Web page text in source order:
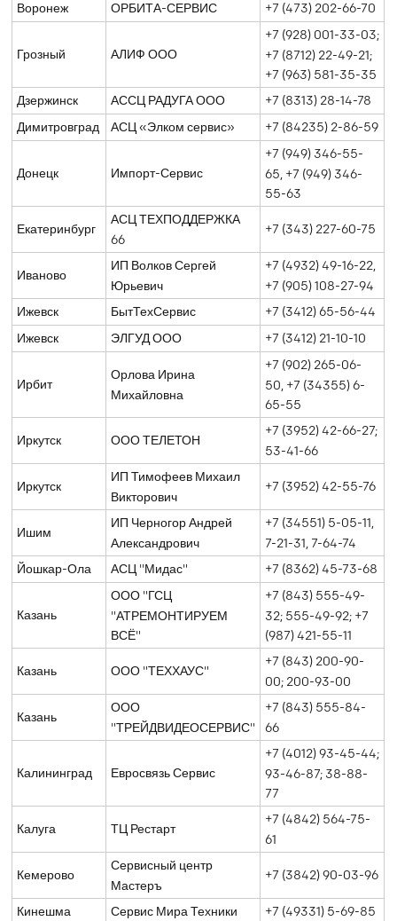
Воронеж
ОРБИТА-СЕРВИС +7 (473) 202-66-70
Грозный АЛИФ ООО
+7 (928) 001-33-03;
+7 (8712) 22-49-21;
+7 (963) 581-35-35
Дзержинск
АССЦ РАДУГА ООО
+7 (8313) 28-14-78
Димитровград
АСЦ «Элком сервис» +7 (84235) 2-86-59
Донецк Импорт-Сервис
+7 (949) 346-55-
65, +7 (949) 346-
55-63
Екатеринбург
АСЦ ТЕХПОДДЕРЖКА
66
+7 (343) 227-60-75
Иваново
ИП Волков Сергей
Юрьевич
+7 (4932) 49-16-22,
+7 (905) 108-27-94
Ижевск
БытТехСервис
+7 (3412) 65-56-44
Ижевск
ЭЛГУД ООО +7 (3412) 21-10-10
Ирбит
Орлова Ирина
Михайловна
+7 (902) 265-06-
50, +7 (34355) 6-
65-55
Иркутск ООО ТЕЛЕТОН
+7 (3952) 42-66-27;
53-41-66
Иркутск
ИП Тимофеев Михаил
Викторович
+7 (3952) 42-55-76
Ишим
ИП Черногор Андрей
Александрович
+7 (34551) 5-05-11,
7-21-31, 7-64-74
Йошкар-Ола
АСЦ "Мидас" +7 (8362) 45-73-68
Казань
ООО "ГСЦ
"АТРЕМОНТИРУЕМ
ВСЁ"
+7 (843) 555-49-
32; 555-49-92; +7
(987) 421-55-11
Казань ООО "ТЕХХАУС"
+7 (843) 200-90-
00; 200-93-00
Казань
ООО
"ТРЕЙДВИДЕОСЕРВИС"
+7 (843) 555-84-
66
Калининград Евросвязь Сервис
+7 (4012) 93-45-44;
93-46-87; 38-88-
77
Калуга ТЦ Рестарт
+7 (4842) 564-75-
61
Кемерово
Сервисный центр
Мастеръ
+7 (3842) 90-03-96
Кинешма Сервис Мира Техники +7 (49331) 5-69-85